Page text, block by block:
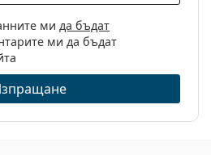
280 52
ми да бъдат
ми да бъдат